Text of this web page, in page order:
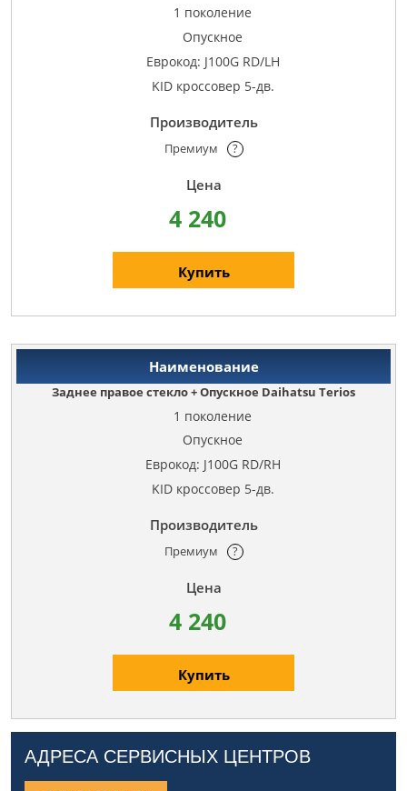
1 поколение
Опускное
Еврокод: J100G RD/LH
KID кроссовер 5-дв.
Премиум ?
4 240
Купить
Заднее правое стекло + Опускное Daihatsu Terios
1 поколение
Опускное
Еврокод: J100G RD/RH
KID кроссовер 5-дв.
Премиум ?
4 240
Купить
АДРЕСА СЕРВИСНЫХ ЦЕНТРОВ